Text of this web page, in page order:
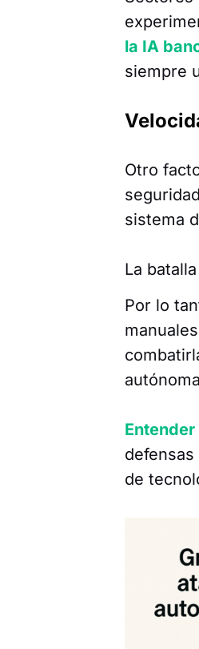
la IA
siempre
Otro
sistema
La
Por lo
de